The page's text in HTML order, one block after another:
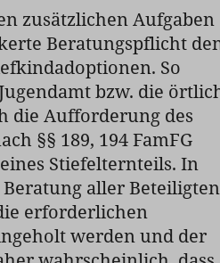
zusätzlichen Aufgaben
Beratungspflicht
So
bzw. die
die Aufforderung des
§§ 189, 194 FamFG
Stiefelternteils. In
aller Beteiligten
erforderlichen
werden und der